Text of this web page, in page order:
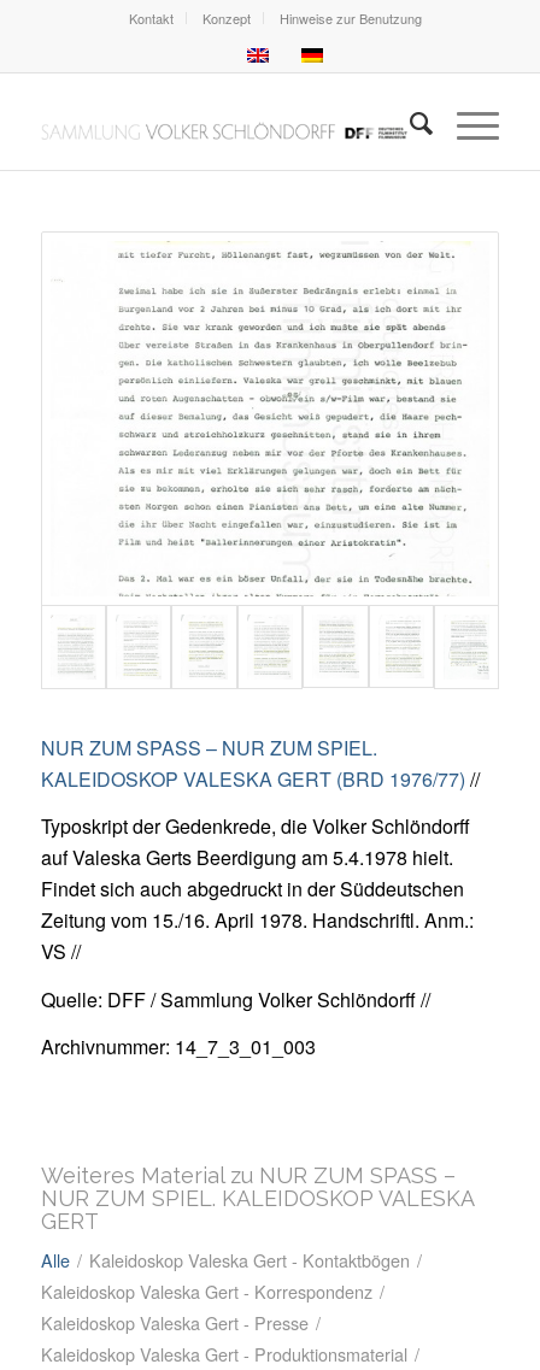
Kontakt Konzept Hinweise zur Benutzung
NUR ZUM SPASS – NUR ZUM SPIEL.
KALEIDOSKOP VALESKA GERT (BRD 1976/77) //
Typoskript der Gedenkrede, die Volker Schlöndorff
auf Valeska Gerts Beerdigung am 5.4.1978 hielt.
Findet sich auch abgedruckt in der Süddeutschen
Zeitung vom 15./16. April 1978. Handschriftl. Anm.:
VS //
Quelle: DFF / Sammlung Volker Schlöndorff //
Archivnummer: 14_7_3_01_003
Weiteres Material zu NUR ZUM SPASS –
NUR ZUM SPIEL. KALEIDOSKOP VALESKA
GERT
Alle / Kaleidoskop Valeska Gert - Kontaktbögen /
Kaleidoskop Valeska Gert - Korrespondenz /
Kaleidoskop Valeska Gert - Presse /
Kaleidoskop Valeska Gert - Produktionsmaterial /